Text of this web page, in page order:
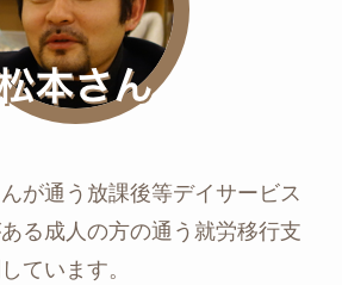
が通う放課後等デイサービス
る成人の方の通う就労移行支
ています。